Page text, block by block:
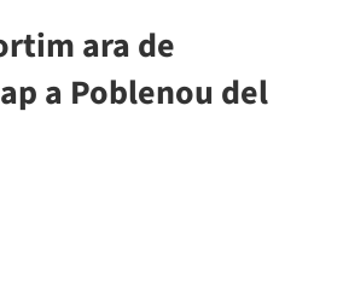
ara de
a Poblenou del